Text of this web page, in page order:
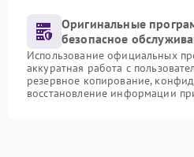
Оригинальные
безопасное
Использование официальных
аккуратная работа с
резервное копирование,
восстановление информации